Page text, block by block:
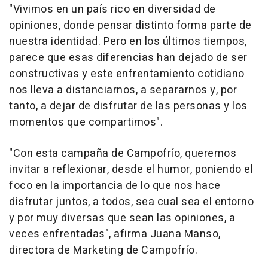
"Vivimos en un país rico en diversidad de
opiniones, donde pensar distinto forma parte de
nuestra identidad. Pero en los últimos tiempos,
parece que esas diferencias han dejado de ser
constructivas y este enfrentamiento cotidiano
nos lleva a distanciarnos, a separarnos y, por
tanto, a dejar de disfrutar de las personas y los
momentos que compartimos".
"Con esta campaña de Campofrío, queremos
invitar a reflexionar, desde el humor, poniendo el
foco en la importancia de lo que nos hace
disfrutar juntos, a todos, sea cual sea el entorno
y por muy diversas que sean las opiniones, a
veces enfrentadas", afirma Juana Manso,
directora de Marketing de Campofrío.